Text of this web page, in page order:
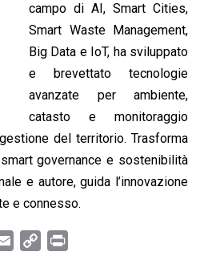
campo di AI, Smart Cities,
Smart Waste Management,
Big Data e IoT, ha sviluppato
e brevettato tecnologie
avanzate per ambiente,
catasto e monitoraggio
del territorio. Trasforma
governance e sostenibilità
e autore, guida l’innovazione
e connesso.